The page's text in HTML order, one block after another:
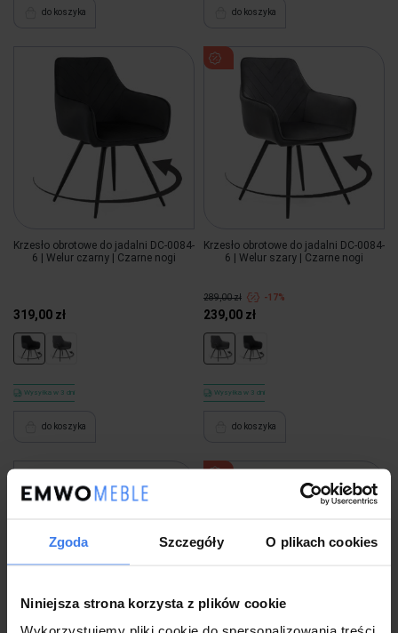
Zgoda Szczegóły O plikach cookies
Niniejsza strona korzysta z plików cookie
do koszyka do koszyka
Krzesło obrotowe do jadalni DC-0084-
6 | Welur czarny | Czarne nogi
319,00 zł
Wysyłka w 3 dni
do koszyka
Krzesło obrotowe do jadalni DC-0084-
6 | Welur szary | Czarne nogi
289,00 zł -17%
239,00 zł
Wysyłka w 3 dni
do koszyka